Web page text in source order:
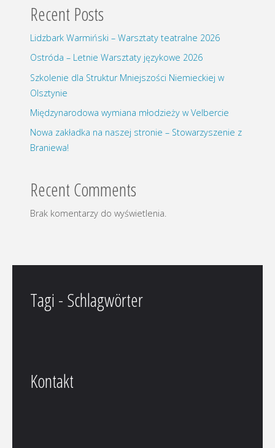
Recent Posts
Lidzbark Warmiński – Warsztaty teatralne 2026
Ostróda – Letnie Warsztaty językowe 2026
Szkolenie dla Struktur Mniejszości Niemieckiej w
Olsztynie
Międzynarodowa wymiana młodzieży w Velbercie
Nowa zakładka na naszej stronie – Stowarzyszenie z
Braniewa!
Recent Comments
Brak komentarzy do wyświetlenia.
Tagi - Schlagwörter
Kontakt